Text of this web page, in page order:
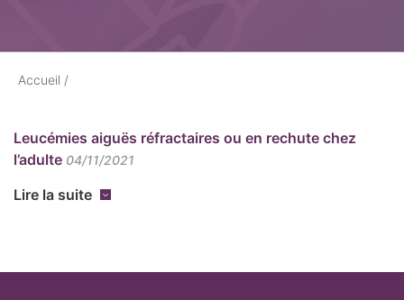
Accueil /
Leucémies aiguës réfractaires ou en rechute chez
l’adulte 04/11/2021
Lire la suite